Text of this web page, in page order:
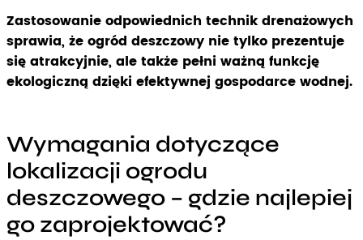
Zastosowanie odpowiednich technik drenażowych
sprawia, że ogród deszczowy nie tylko prezentuje
się atrakcyjnie, ale także pełni ważną funkcję
ekologiczną dzięki efektywnej gospodarce wodnej.
Wymagania dotyczące
lokalizacji ogrodu
deszczowego – gdzie najlepiej
go zaprojektować?